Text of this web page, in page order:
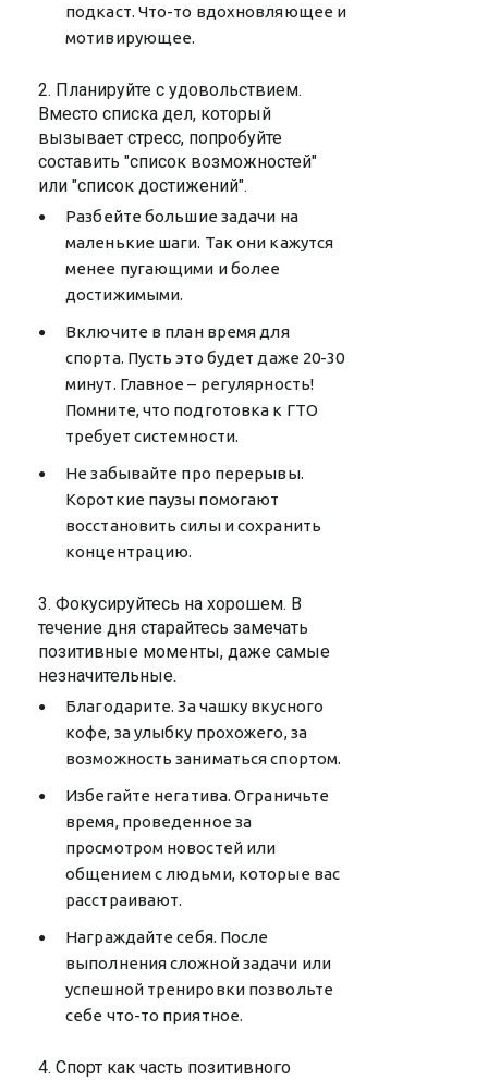
подкаст. Что-то вдохновляющее и
мотивирующее.
2. Планируйте с удовольствием.
Вместо списка дел, который
вызывает стресс, попробуйте
составить "список возможностей"
или "список достижений".
Разбейте большие задачи на
маленькие шаги. Так они кажутся
менее пугающими и более
достижимыми.
Включите в план время для
спорта. Пусть это будет даже 20-30
минут. Главное – регулярность!
Помните, что подготовка к ГТО
требует системности.
Не забывайте про перерывы.
Короткие паузы помогают
восстановить силы и сохранить
концентрацию.
3. Фокусируйтесь на хорошем. В
течение дня старайтесь замечать
позитивные моменты, даже самые
незначительные.
Благодарите. За чашку вкусного
кофе, за улыбку прохожего, за
возможность заниматься спортом.
Избегайте негатива. Ограничьте
время, проведенное за
просмотром новостей или
общением с людьми, которые вас
расстраивают.
Награждайте себя. После
выполнения сложной задачи или
успешной тренировки позвольте
себе что-то приятное.
4. Спорт как часть позитивного